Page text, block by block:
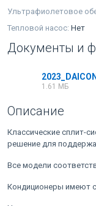
Ультрафиолетовое
Тепловой насос: Нет
Документы и
1.61 МБ
Описание
Классические сплит-
решение для
Все модели
Кондиционеры имеют